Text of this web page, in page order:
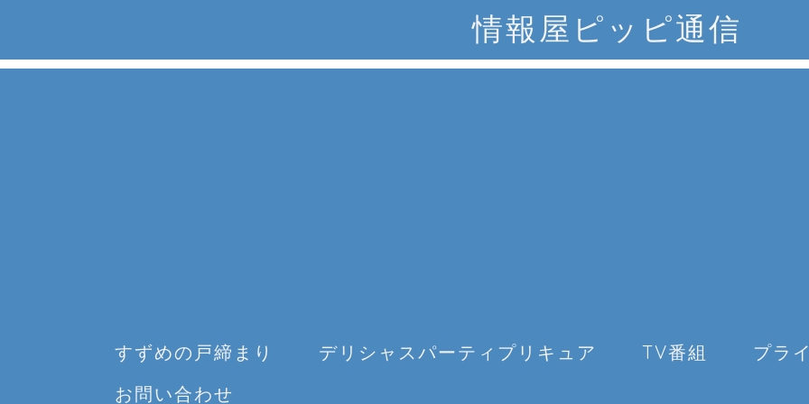
情報屋ピッピ通信
すずめの戸締まり デリシャスパーティプリキュア TV番組
プラ
お問い合わせ